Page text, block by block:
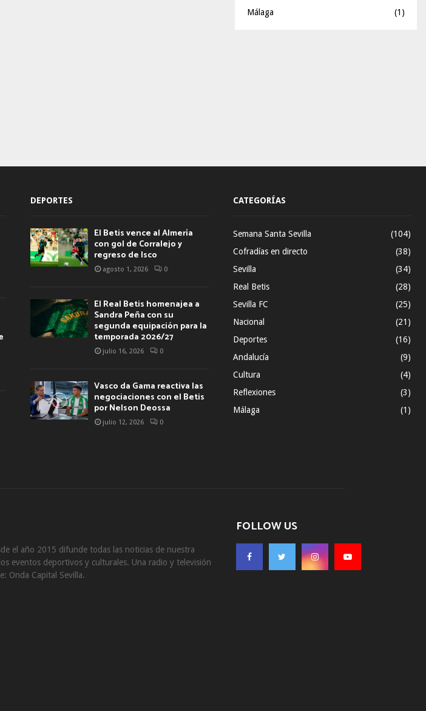
Málaga
(1)
DEPORTES
El Betis vence al Almería
con gol de Corralejo y
regreso de Isco
agosto 1, 2026 0
El Real Betis homenajea a
Sandra Peña con su
segunda equipación para la
temporada 2026/27
julio 16, 2026 0
Vasco da Gama reactiva las
negociaciones con el Betis
por Nelson Deossa
julio 12, 2026 0
CATEGORÍAS
Semana Santa Sevilla
(104)
Cofradías en directo
(38)
Sevilla
(34)
Real Betis
(28)
Sevilla FC
(25)
Nacional
(21)
Deportes
(16)
Andalucía
(9)
Cultura
(4)
Reflexiones
(3)
Málaga
(1)
el año 2015 difunde todas las noticias de nuestra
eventos deportivos y culturales. Una radio y televisión
Onda Capital Sevilla.
FOLLOW US